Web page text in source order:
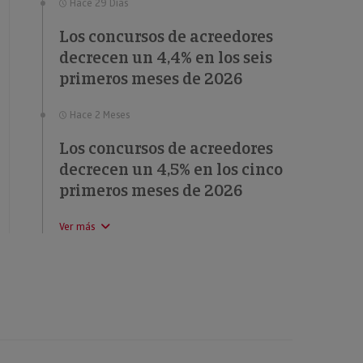
Hace 29 Días
Los concursos de acreedores
decrecen un 4,4% en los seis
primeros meses de 2026
Hace 2 Meses
Los concursos de acreedores
decrecen un 4,5% en los cinco
primeros meses de 2026
Ver más